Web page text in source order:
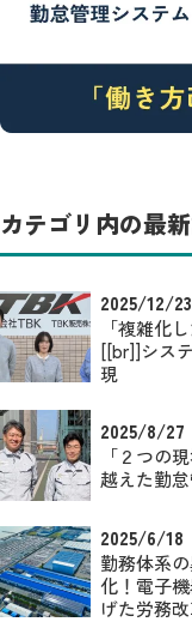
カテゴリ内の最
2025/12/23
「複雑化
[[br]]シス
現
2025/8/27
「２つの
越えた勤
2025/6/18
勤務体系
化！電子
げた労務